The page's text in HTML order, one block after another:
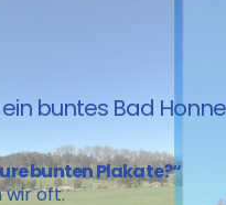
bunten Plakate?“
wir oft.
buntes Bad